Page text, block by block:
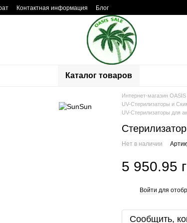
Контактная информация
Блог
Каталог товаров
Интернет-магазин
UV-Стерилизаторы и
UV-Стерилизаторы для
Нет в наличии
5 950.95
Войти для
Сообщить,